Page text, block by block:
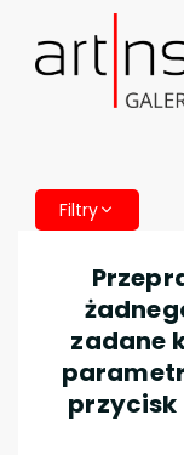
Filtry
zadane
przycisk